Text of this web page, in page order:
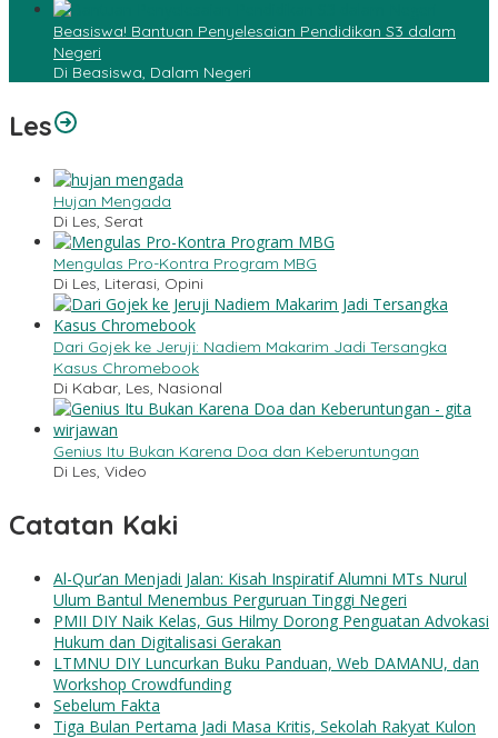
Beasiswa! Bantuan Penyelesaian Pendidikan S3 dalam
Negeri
Di Beasiswa, Dalam Negeri
Les
Hujan Mengada
Di Les, Serat
Mengulas Pro-Kontra Program MBG
Di Les, Literasi, Opini
Dari Gojek ke Jeruji: Nadiem Makarim Jadi Tersangka
Kasus Chromebook
Di Kabar, Les, Nasional
Genius Itu Bukan Karena Doa dan Keberuntungan
Di Les, Video
Catatan Kaki
Al-Qur’an Menjadi Jalan: Kisah Inspiratif Alumni MTs Nurul
Ulum Bantul Menembus Perguruan Tinggi Negeri
PMII DIY Naik Kelas, Gus Hilmy Dorong Penguatan Advokasi
Hukum dan Digitalisasi Gerakan
LTMNU DIY Luncurkan Buku Panduan, Web DAMANU, dan
Workshop Crowdfunding
Sebelum Fakta
Tiga Bulan Pertama Jadi Masa Kritis, Sekolah Rakyat Kulon